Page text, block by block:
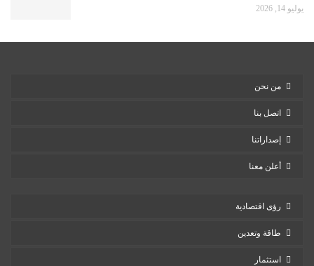
يوليو 14, 2026
من نحن
اتصل بنا
إصداراتنا
أعلن معنا
رؤى اقتصادية
طاقة وتعدين
استثمار